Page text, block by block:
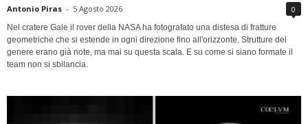
Antonio Piras - 5 Agosto 2026 0
Nel cratere Gale il rover della NASA ha fotografato una distesa di fratture
geometriche che si estende in ogni direzione fino all'orizzonte. Strutture del
genere erano già note, ma mai su questa scala. E su come si siano formate il
team non si sbilancia.